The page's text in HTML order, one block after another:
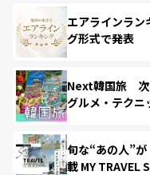
エアラインラ
グ形式で発表
Next韓国旅 次
グルメ・テクニ
旬な“あの人”
載 MY TRAVEL